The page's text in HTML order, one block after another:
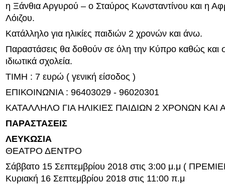
η Ξάνθια Αργυρού – ο Σταύρος Κωνσταντίνου και η
Λόιζου.
Κατάλληλο για ηλικίες παιδιών 2 χρονών και άνω.
Παραστάσεις θα δοθούν σε όλη την Κύπρο καθώς και
ιδιωτικά σχολεία.
ΤΙΜΗ : 7 ευρώ ( γενική είσοδος )
ΕΠΙΚΟΙΝΩΝΙΑ : 96403029 - 96020301
ΚΑΤΑΛΛΗΛΟ ΓΙΑ ΗΛΙΚΙΕΣ ΠΑΙΔΙΩΝ 2 ΧΡΟΝΩΝ ΚΑΙ
ΠΑΡΑΣΤΑΣΕΙΣ
ΛΕΥΚΩΣΙΑ
ΘΕΑΤΡΟ ΔΕΝΤΡΟ
Σάββατο 15 Σεπτεμβρίου 2018 στις 3:00 μ.μ (
Κυριακή 16 Σεπτεμβρίου 2018 στις 11:00 π.μ